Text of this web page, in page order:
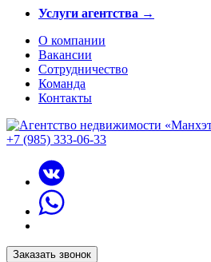
Услуги агентства →
О компании
Вакансии
Сотрудничество
Команда
Контакты
+7 (985) 333-06-33
Заказать звонок